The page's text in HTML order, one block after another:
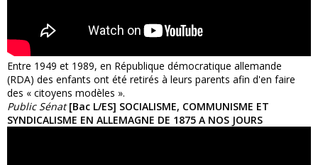
Entre 1949 et 1989, en République démocratique allemande
(RDA) des enfants ont été retirés à leurs parents afin d'en faire
des « citoyens modèles ».
Public Sénat [Bac L/ES] SOCIALISME, COMMUNISME ET
SYNDICALISME EN ALLEMAGNE DE 1875 A NOS JOURS